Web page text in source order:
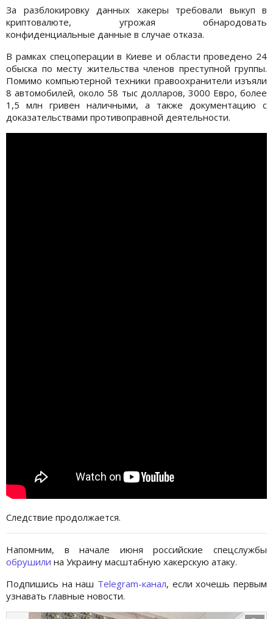
За разблокировку данных хакеры требовали выкуп в
криптовалюте, угрожая обнародовать
конфиденциальные данные в случае отказа.
В рамках спецоперации в Киеве и области проведено 24
обыска по месту жительства членов преступной группы.
Помимо компьютерной техники правоохранители изъяли
8 автомобилей, около 58 тыс долларов, 3000 Евро, более
1,5 млн гривен наличными, а также документацию с
доказательствами противоправной деятельности.
Следствие продолжается.
Напомним, в начале июня российские спецслужбы
обрушили на Украину масштабную хакерскую атаку.
Подпишись на наш Telegram-канал, если хочешь первым
узнавать главные новости.